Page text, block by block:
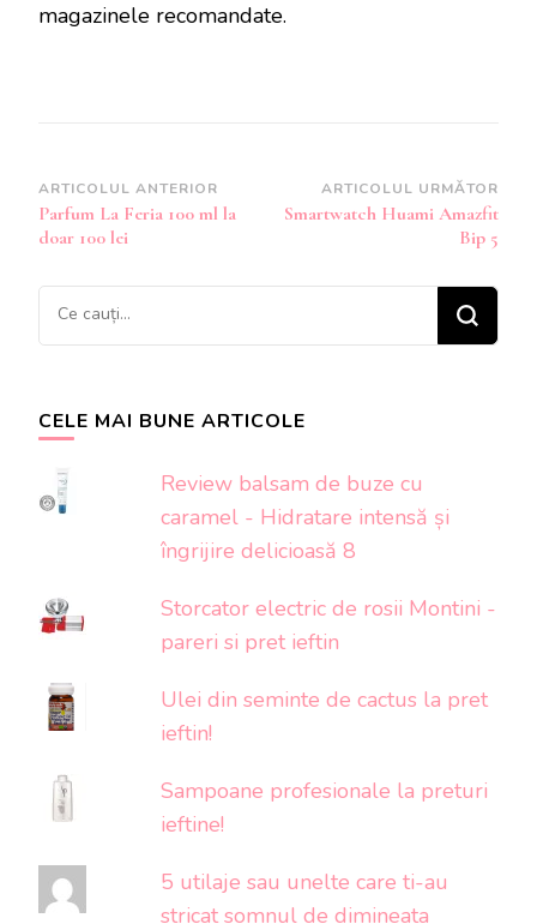
magazinele recomandate.
Navigare
în
ARTICOLUL ANTERIOR
Parfum La Feria 100 ml la
doar 100 lei
ARTICOLUL URMĂTOR
Smartwatch Huami Amazfit
Bip 5
Cauți
ceva?
CELE MAI BUNE ARTICOLE
Review balsam de buze cu
caramel - Hidratare intensă și
îngrijire delicioasă 8
Storcator electric de rosii Montini -
pareri si pret ieftin
Ulei din seminte de cactus la pret
ieftin!
Sampoane profesionale la preturi
ieftine!
5 utilaje sau unelte care ti-au
stricat somnul de dimineata